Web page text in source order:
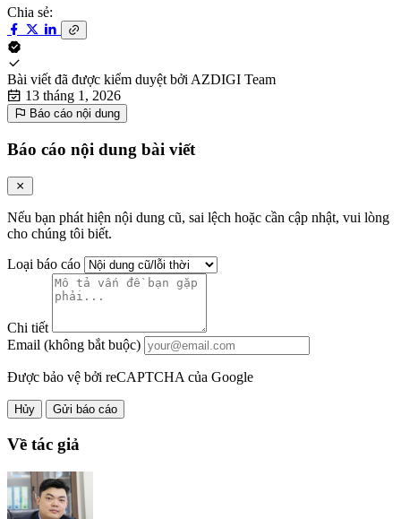
Chia sẻ:
Bài viết đã được kiểm duyệt bởi AZDIGI Team
13 tháng 1, 2026
Báo cáo nội dung
Báo cáo nội dung bài viết
Nếu bạn phát hiện nội dung cũ, sai lệch hoặc cần cập nhật, vui lòng
cho chúng tôi biết.
Loại báo cáo
Chi tiết
Email (không bắt buộc)
Được bảo vệ bởi reCAPTCHA của Google
Hủy Gửi báo cáo
Về tác giả